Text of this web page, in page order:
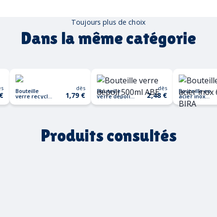
Toujours plus de choix
Dans la même catégorie
Bouteille
verre recyclé
dès
1,79 € Bouteille
verre dépoli
dès
2,48 € Bouteille en
acier inox
650ml BIRA
Produits consultés